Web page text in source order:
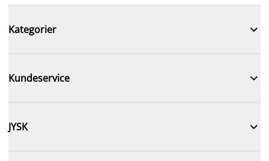
Kategorier 
Kundeservice 
JYSK 